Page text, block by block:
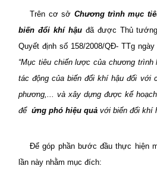
Trên cơ sở Chương trình mục
biến đổi khí hậu đã được Thủ
Quyết định số 158/2008/QĐ- TTg
“Mục tiêu chiến lược của chương
tác động của biến đổi khí hậu đối với
phương,... và xây dựng được kế
để ứng phó hiệu quả với biến đổi khí
Để góp phần bước đầu thực hiện
lần này nhằm mục đích: